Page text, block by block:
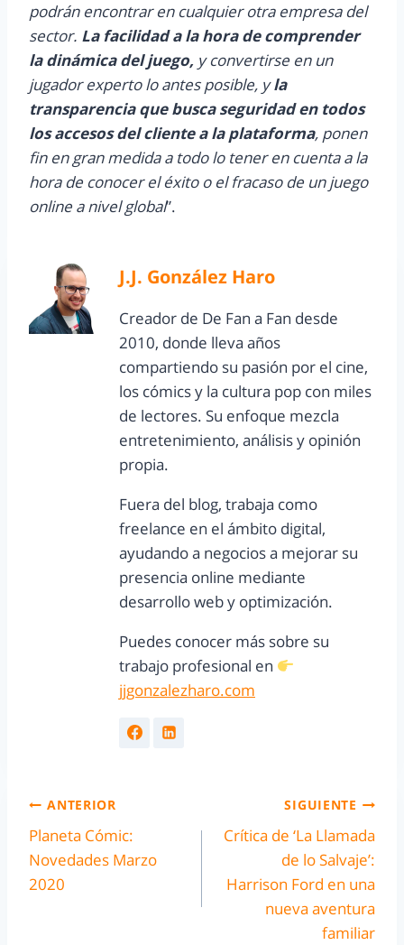
podrán encontrar en cualquier otra empresa del
sector. La facilidad a la hora de comprender
la dinámica del juego, y convertirse en un
jugador experto lo antes posible, yla
transparencia que busca seguridad en todos
los accesos del cliente a la plataforma, ponen
fin en gran medida a todo lo tener en cuenta a la
hora de conocer el éxito o el fracaso de un juego
online a nivel global”.
J.J. González Haro
Creador de De Fan a Fan desde
2010, donde lleva años
compartiendo su pasión por el cine,
los cómics y la cultura pop con miles
de lectores. Su enfoque mezcla
entretenimiento, análisis y opinión
propia.
Fuera del blog, trabaja como
freelance en el ámbito digital,
ayudando a negocios a mejorar su
presencia online mediante
desarrollo web y optimización.
Puedes conocer más sobre su
trabajo profesional en
jjgonzalezharo.com
ANTERIOR
Planeta Cómic:
Novedades Marzo
2020
SIGUIENTE
Crítica de ‘La Llamada
de lo Salvaje’:
Harrison Ford en una
nueva aventura
familiar